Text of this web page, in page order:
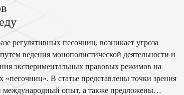
регулятивных песочниц, возникает угроза
ведения монополистической деятельности и
экспериментальных правовых режимов на
В статье представлены точки зрения
международный опыт, а также предложены